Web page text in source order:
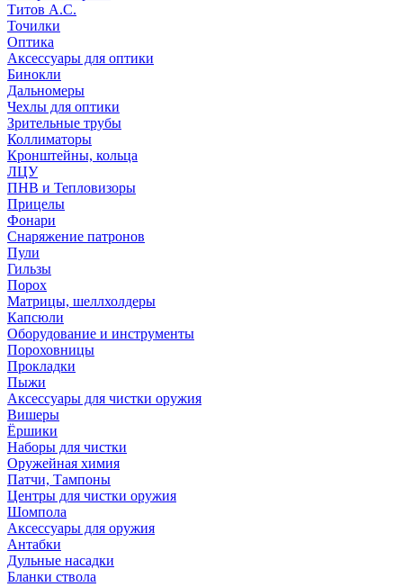
Титов А.С.
Точилки
Оптика
Аксессуары для оптики
Бинокли
Дальномеры
Чехлы для оптики
Зрительные трубы
Коллиматоры
Кронштейны, кольца
ЛЦУ
ПНВ и Тепловизоры
Прицелы
Фонари
Снаряжение патронов
Пули
Гильзы
Порох
Матрицы, шеллхолдеры
Капсюли
Оборудование и инструменты
Пороховницы
Прокладки
Пыжи
Аксессуары для чистки оружия
Вишеры
Ёршики
Наборы для чистки
Оружейная химия
Патчи, Тампоны
Центры для чистки оружия
Шомпола
Аксессуары для оружия
Антабки
Дульные насадки
Бланки ствола